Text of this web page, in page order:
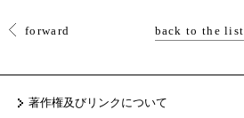
forward back to the list
著作権及びリンクについて